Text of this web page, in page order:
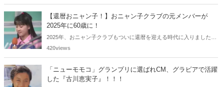
子まで様々です。今回は、筆者の独断と偏見で、4人の "隠れ美少女お
ニャン子" をご紹介します。
【還暦おニャン子！】おニャン子クラブの元メンバーが
2025年に60歳に！
2025年、おニャン子クラブもついに還暦を迎える時代に入りました。
おニャン子クラブの元メンバーは全員が昭和40年代生まれで、そのう
れ）の二人です。しかも、この二人には年齢以外の共通点もありま
す。さて、誰と誰でしょうか？
420views
「ニューモモコ」グランプリに選ばれCM、グラビアで活躍
した『古川恵実子』！！！